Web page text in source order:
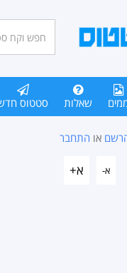
סטטוסים
שאלות סטטוס
או התחבר
א- א+